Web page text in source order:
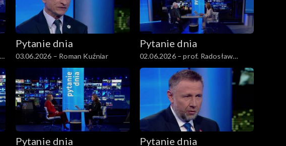
Pytanie dnia
03.06.2026 – Roman Kuźniar
Pytanie dnia
02.06.2026 – prof. Radosław
Markowski
Pytanie dnia Pytanie dnia